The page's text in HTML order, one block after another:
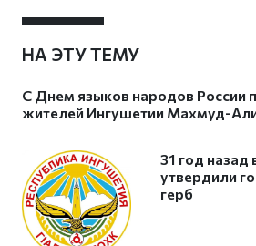
НА ЭТУ ТЕМУ
С Днем языков народов России
жителей Ингушетии Махмуд-
31 год назад
утвердили
герб